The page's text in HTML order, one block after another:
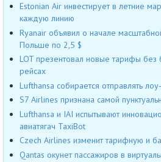
Estonian Air инвестирует в летние
каждую линию
Ryanair объявил о начале
Польше по 2,5 $
LOT презентовал новые тарифы без
рейсах
Lufthansa собирается отправлять
S7 Airlines признана самой
Lufthansa и IAI испытывают
авиатягач TaxiBot
Czech Airlines изменит тарифную и
Qantas окунет пассажиров в